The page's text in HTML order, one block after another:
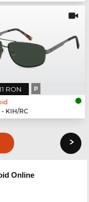
RON P
- KIH/RC
›
Online